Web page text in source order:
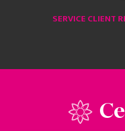
SERVICE CLIENT